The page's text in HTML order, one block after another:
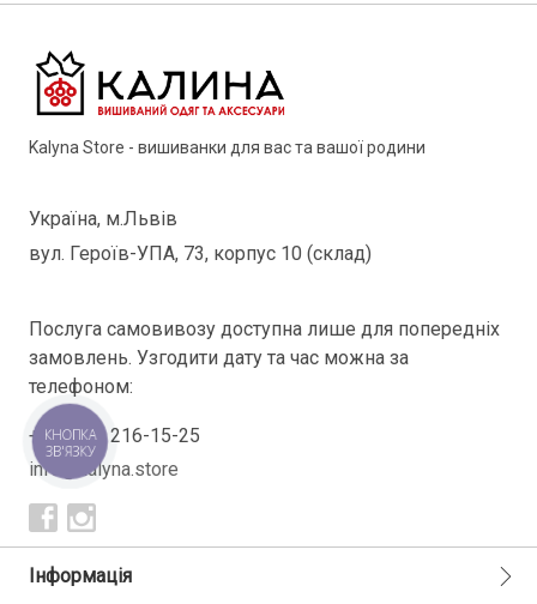
Kalyna Store - вишиванки для вас та вашої родини
Україна, м.Львів
вул. Героїв-УПА, 73, корпус 10 (склад)
Послуга самовивозу доступна лише для попередніх
замовлень. Узгодити дату та час можна за
телефоном:
+38(098) 216-15-25
info@kalyna.store
Інформація
КНОПКА
ЗВ'ЯЗКУ